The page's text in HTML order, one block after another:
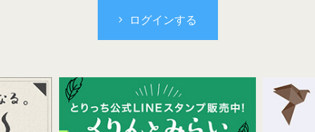
ログインする